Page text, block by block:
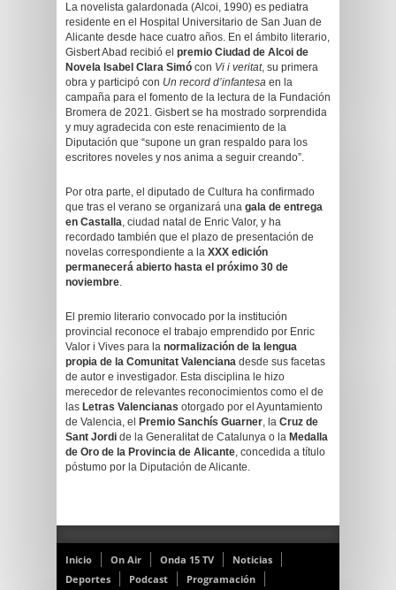
La novelista galardonada (Alcoi, 1990) es pediatra
residente en el Hospital Universitario de San Juan de
Alicante desde hace cuatro años. En el ámbito literario,
Gisbert Abad recibió el premio Ciudad de Alcoi de
Novela Isabel Clara Simó con Vi i veritat, su primera
obra y participó con Un record d’infantesa en la
campaña para el fomento de la lectura de la Fundación
Bromera de 2021. Gisbert se ha mostrado sorprendida
y muy agradecida con este renacimiento de la
Diputación que “supone un gran respaldo para los
escritores noveles y nos anima a seguir creando”.
Por otra parte, el diputado de Cultura ha confirmado
que tras el verano se organizará una gala de entrega
en Castalla, ciudad natal de Enric Valor, y ha
recordado también que el plazo de presentación de
novelas correspondiente a la XXX edición
permanecerá abierto hasta el próximo 30 de
noviembre.
El premio literario convocado por la institución
provincial reconoce el trabajo emprendido por Enric
Valor i Vives para la normalización de la lengua
propia de la Comunitat Valenciana desde sus facetas
de autor e investigador. Esta disciplina le hizo
merecedor de relevantes reconocimientos como el de
las Letras Valencianas otorgado por el Ayuntamiento
de Valencia, el
Premio Sanchís Guarner, la Cruz de
Sant Jordi de la Generalitat de Catalunya o la Medalla
de Oro de la Provincia de Alicante, concedida a título
póstumo por la Diputación de Alicante.
Inicio On Air Onda 15 TV
Noticias
Deportes
Podcast Programación